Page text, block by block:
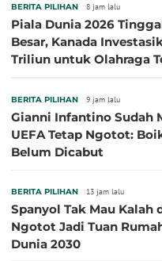
BERITA PILIHAN 8 jam lalu
Piala Dunia 2026
Besar, Kanada
Triliun untuk Olahraga
BERITA PILIHAN 9 jam lalu
Gianni Infantino Sudah
UEFA Tetap Ngotot:
Belum Dicabut
BERITA PILIHAN 13 jam lalu
Spanyol Tak Mau Kalah
Ngotot Jadi Tuan
Dunia 2030